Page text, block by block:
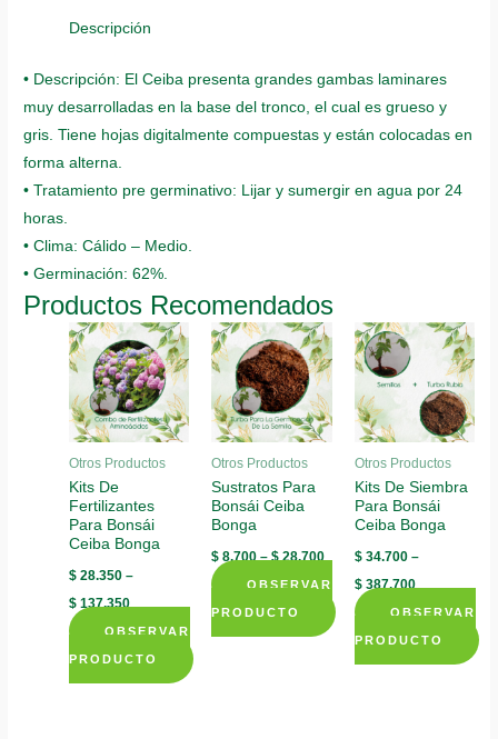
Descripción
• Descripción: El Ceiba presenta grandes gambas laminares
muy desarrolladas en la base del tronco, el cual es grueso y
gris. Tiene hojas digitalmente compuestas y están colocadas en
forma alterna.
• Tratamiento pre germinativo: Lijar y sumergir en agua por 24
horas.
• Clima: Cálido – Medio.
• Germinación: 62%.
Productos Recomendados
Otros Productos
Kits De
Fertilizantes
Para Bonsái
Ceiba Bonga
$ 28.350 –
$ 137.350
OBSERVAR
PRODUCTO
This
Otros Productos
Sustratos Para
Bonsái Ceiba
Bonga
$ 8.700–$28.700
OBSERVAR
PRODUCTO
This
Otros Productos
Kits De Siembra
Para Bonsái
Ceiba Bonga
$34.700–
$387.700
OBSERVAR
PRODUCTO
This